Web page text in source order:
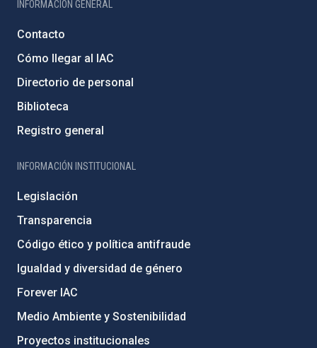
INFORMACIÓN GENERAL
Contacto
Cómo llegar al IAC
Directorio de personal
Biblioteca
Registro general
INFORMACIÓN INSTITUCIONAL
Legislación
Transparencia
Código ético y política antifraude
Igualdad y diversidad de género
Forever IAC
Medio Ambiente y Sostenibilidad
Proyectos institucionales